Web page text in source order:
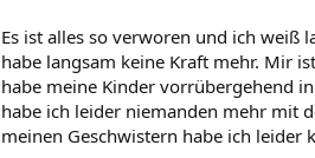
Es ist alles so verworen und ich weiß
habe langsam keine Kraft mehr. Mir
habe meine Kinder vorrübergehend
habe ich leider niemanden mehr mit
meinen Geschwistern habe ich leider